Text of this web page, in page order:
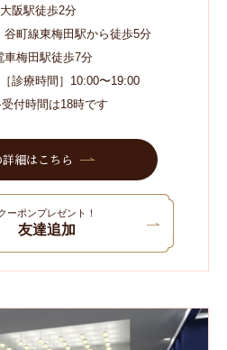
大阪駅徒歩2分
谷町線東梅田駅から徒歩5分
車梅田駅徒歩7分
診療時間］10:00〜19:00
付時間は18時です
細はこちら
ーポンプレゼント！
友達追加